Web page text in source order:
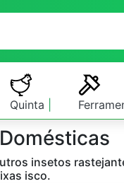
Quinta
insetos
isco.